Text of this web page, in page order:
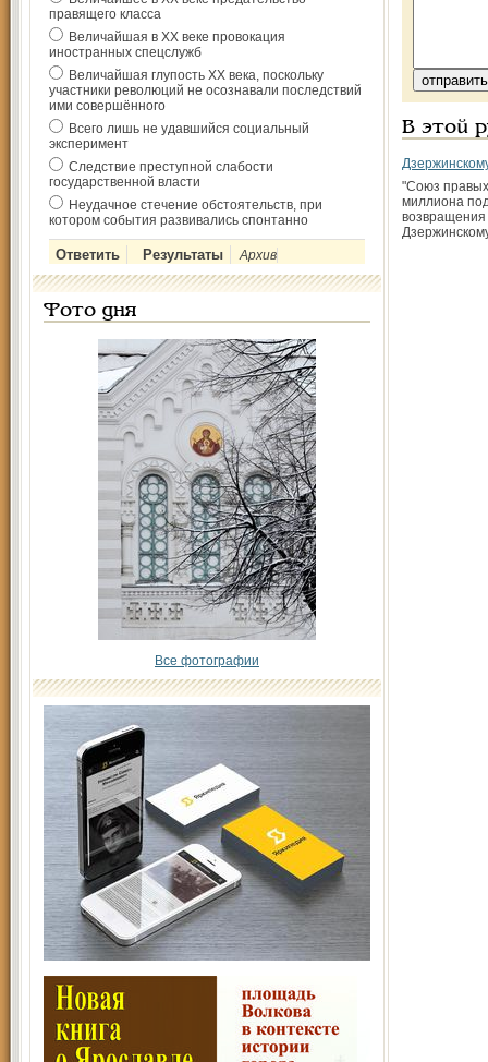
правящего класса
Величайшая в ХХ веке провокация
иностранных спецслужб
Величайшая глупость ХХ века, поскольку
участники революций не осознавали последствий
ими совершённого
Всего лишь не удавшийся социальный
эксперимент
Следствие преступной слабости
государственной власти
Неудачное стечение обстоятельств, при
котором события развивались спонтанно
Архив
Фото дня
Все фотографии
В этой
"Союз
миллиона